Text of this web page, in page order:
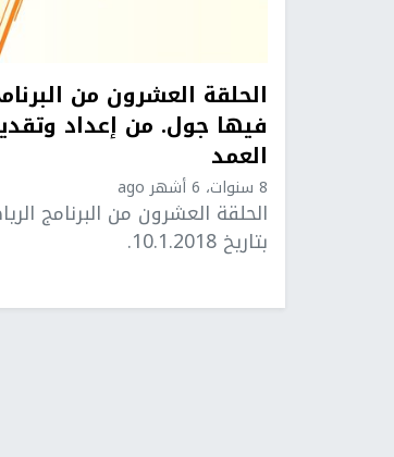
الحلقة العشرون من
فيها جول. من إعداد
العمد
8 سنوات، 6 أشهر ago
الحلقة العشرون من البرنامج
بتاريخ 10.1.2018.